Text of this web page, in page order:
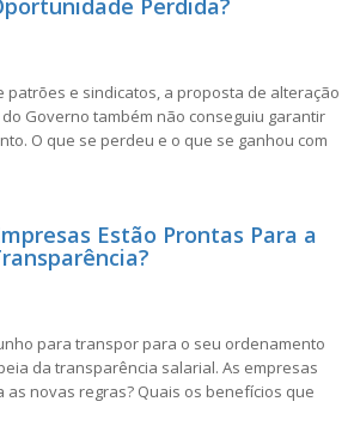
Perdida?
patrões e sindicatos, a proposta de alteração
Governo também não conseguiu garantir
O que se perdeu e o que se ganhou com
Estão Prontas Para a
para transpor para o seu ordenamento
da transparência salarial. As empresas
novas regras? Quais os benefícios que